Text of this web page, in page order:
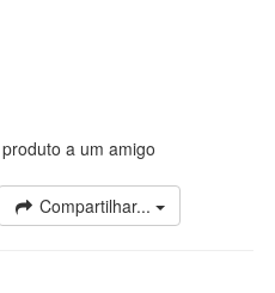
a um amigo
Compartilhar...